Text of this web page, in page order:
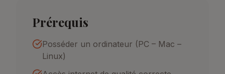
Prérequis
Posséder un ordinateur (PC – Mac –
Linux)